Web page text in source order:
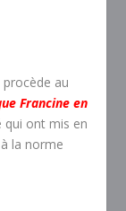
au
Francine en
qui ont mis en
la norme